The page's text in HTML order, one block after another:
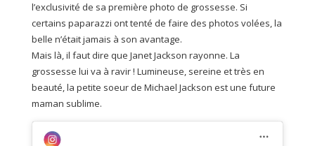
l’exclusivité de sa première photo de grossesse. Si
certains paparazzi ont tenté de faire des photos volées, la
belle n’était jamais à son avantage.
Mais là, il faut dire que Janet Jackson rayonne. La
grossesse lui va à ravir ! Lumineuse, sereine et très en
beauté, la petite soeur de Michael Jackson est une future
maman sublime.